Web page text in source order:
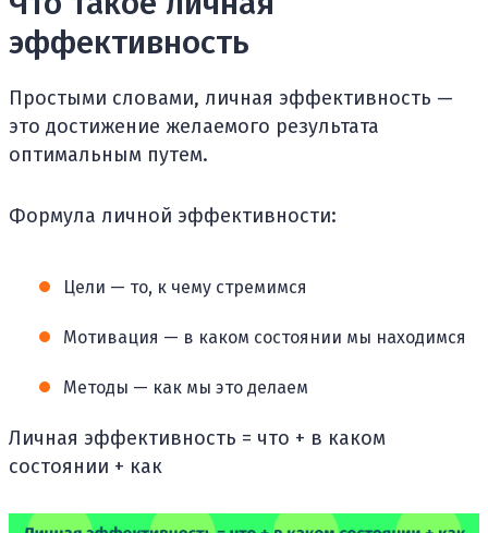
эффективность
Простыми словами, личная эффективность —
это достижение желаемого результата
оптимальным путем.
Формула личной эффективности:
Цели — то, к чему стремимся
Мотивация — в каком состоянии мы находимся
Методы — как мы это делаем
Личная эффективность = что + в каком
состоянии + как